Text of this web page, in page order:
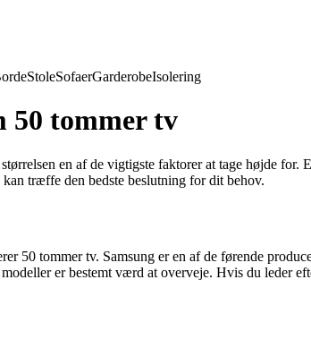
StoleSofaerGarderobeIsolering
50 tommer tv
en af de vigtigste faktorer at tage højde
træffe den bedste beslutning for dit behov.
50 tommer tv. Samsung er en af de førende
er bestemt værd at overveje. Hvis du leder